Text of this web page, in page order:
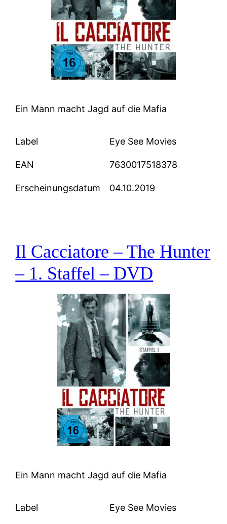
Ein Mann macht Jagd auf die Mafia
Label Eye See Movies
EAN 7630017518378
Erscheinungsdatum 04.10.2019
Il Cacciatore – The Hunter
– 1. Staffel – DVD
Ein Mann macht Jagd auf die Mafia
Label Eye See Movies